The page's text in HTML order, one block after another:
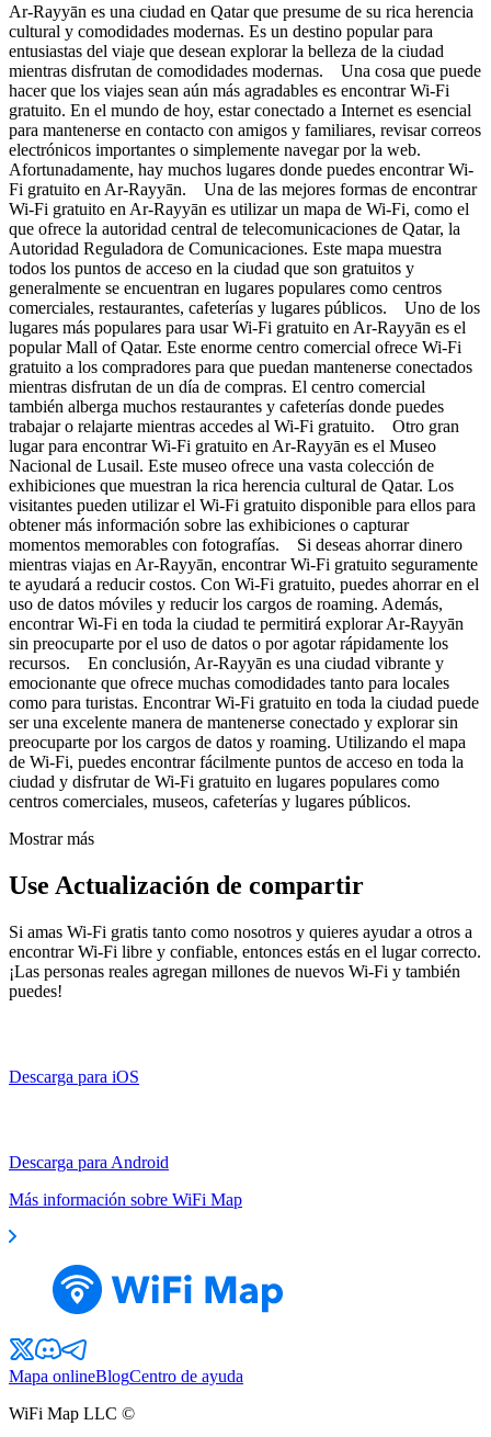
Ar-Rayyān es una ciudad en Qatar que presume de su rica herencia
cultural y comodidades modernas. Es un destino popular para
entusiastas del viaje que desean explorar la belleza de la ciudad
mientras disfrutan de comodidades modernas. Una cosa que puede
hacer que los viajes sean aún más agradables es encontrar Wi-Fi
gratuito. En el mundo de hoy, estar conectado a Internet es esencial
para mantenerse en contacto con amigos y familiares, revisar correos
electrónicos importantes o simplemente navegar por la web.
Afortunadamente, hay muchos lugares donde puedes encontrar Wi-
Fi gratuito en Ar-Rayyān. Una de las mejores formas de encontrar
Wi-Fi gratuito en Ar-Rayyān es utilizar un mapa de Wi-Fi, como el
que ofrece la autoridad central de telecomunicaciones de Qatar, la
Autoridad Reguladora de Comunicaciones. Este mapa muestra
todos los puntos de acceso en la ciudad que son gratuitos y
generalmente se encuentran en lugares populares como centros
comerciales, restaurantes, cafeterías y lugares públicos. Uno de los
lugares más populares para usar Wi-Fi gratuito en Ar-Rayyān es el
popular Mall of Qatar. Este enorme centro comercial ofrece Wi-Fi
gratuito a los compradores para que puedan mantenerse conectados
mientras disfrutan de un día de compras. El centro comercial
también alberga muchos restaurantes y cafeterías donde puedes
trabajar o relajarte mientras accedes al Wi-Fi gratuito. Otro gran
lugar para encontrar Wi-Fi gratuito en Ar-Rayyān es el Museo
Nacional de Lusail. Este museo ofrece una vasta colección de
exhibiciones que muestran la rica herencia cultural de Qatar. Los
visitantes pueden utilizar el Wi-Fi gratuito disponible para ellos para
obtener más información sobre las exhibiciones o capturar
momentos memorables con fotografías. Si deseas ahorrar dinero
mientras viajas en Ar-Rayyān, encontrar Wi-Fi gratuito seguramente
te ayudará a reducir costos. Con Wi-Fi gratuito, puedes ahorrar en el
uso de datos móviles y reducir los cargos de roaming. Además,
encontrar Wi-Fi en toda la ciudad te permitirá explorar Ar-Rayyān
sin preocuparte por el uso de datos o por agotar rápidamente los
recursos. En conclusión, Ar-Rayyān es una ciudad vibrante y
emocionante que ofrece muchas comodidades tanto para locales
como para turistas. Encontrar Wi-Fi gratuito en toda la ciudad puede
ser una excelente manera de mantenerse conectado y explorar sin
preocuparte por los cargos de datos y roaming. Utilizando el mapa
de Wi-Fi, puedes encontrar fácilmente puntos de acceso en toda la
ciudad y disfrutar de Wi-Fi gratuito en lugares populares como
centros comerciales, museos, cafeterías y lugares públicos.
Mostrar más
Use Actualización de compartir
Si amas Wi-Fi gratis tanto como nosotros y quieres ayudar a otros a
encontrar Wi-Fi libre y confiable, entonces estás en el lugar correcto.
¡Las personas reales agregan millones de nuevos Wi-Fi y también
puedes!
Descarga para iOS
Descarga para Android
Más información sobre WiFi Map
Mapa onlineBlogCentro de ayuda
WiFi Map LLC ©